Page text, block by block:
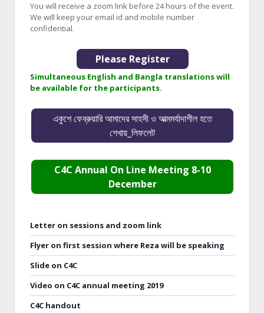
You will receive a zoom link before 24 hours of the event.
We will keep your email id and mobile number
confidential.
Please Register
Simultaneous English and Bangla translations will
be available for the participants.
একুশে ফেব্রুয়ারি আমাদের সাহসী ও আত্মমর্যাদাশীল হতে
শেখায়_লিফলেট
C4C Annual On Line Meeting 8-10
December
Letter on sessions and zoom link
Flyer on first session where Reza will be speaking
Slide on C4C
Video on C4C annual meeting 2019
C4C handout